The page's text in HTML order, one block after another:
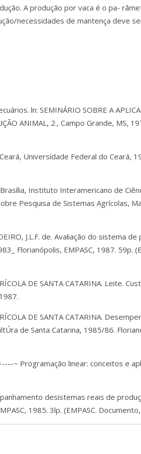
A produção por vaca é o pa-
necessidades de mantença deve
ln: SEMINÁRIO SOBRE A
ANIMAL, 2., Campo Grande, MS,
Universídade Federal do Ceará,
Instituto Interamericano de
Pesquisa de Sistemas Agrícolas,
J.L.F. de. Avaliação do sistema
Florianópolis, EMPASC, 1987. 59p.
DE SANTA CATARINA. Leite.
DE SANTA CATARINA.
de Santa Catarina, 1985/86.
~ Programação linear: conceitos e
desistemas reais de
1985. 3lp. (EMPASC.